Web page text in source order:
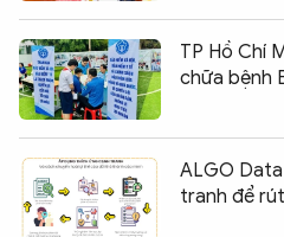
TP Hồ Chí
chữa bệnh
ALGO
tranh để